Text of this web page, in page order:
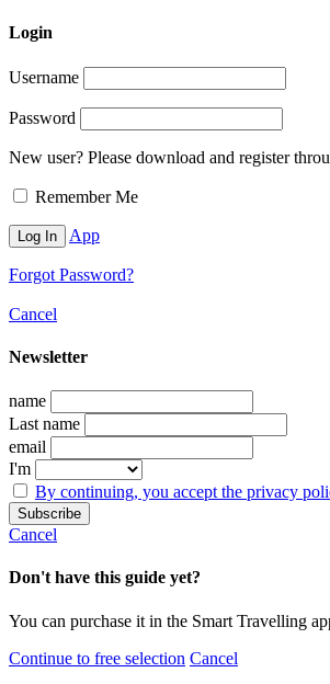
Login
Username
Password
New user? Please download and register
Remember Me
App
Forgot Password?
Cancel
Newsletter
name
Last name
email
I'm
By continuing, you accept the privacy
Cancel
Don't have this guide yet?
You can purchase it in the Smart Travelling
Continue to free selection Cancel